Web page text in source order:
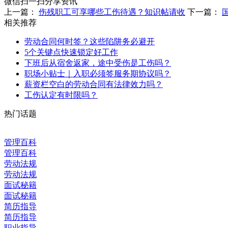
上一篇： 伤残职工可享哪些工伤待遇？知识帖请收 下一篇：
相关推荐
劳动合同何时签？这些陷阱务必避开
5个关键点快速锁定好工作
下班后从宿舍返家，途中受伤是工伤吗？
职场小贴士｜入职必须签服务期协议吗？
薪资栏空白的劳动合同有法律效力吗？
工伤认定有时限吗？
热门话题
管理百科
管理百科
劳动法规
劳动法规
面试秘籍
面试秘籍
简历指导
简历指导